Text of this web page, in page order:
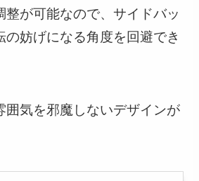
整が可能なので、サイドバッ
の妨げになる角度を回避でき
囲気を邪魔しないデザインが